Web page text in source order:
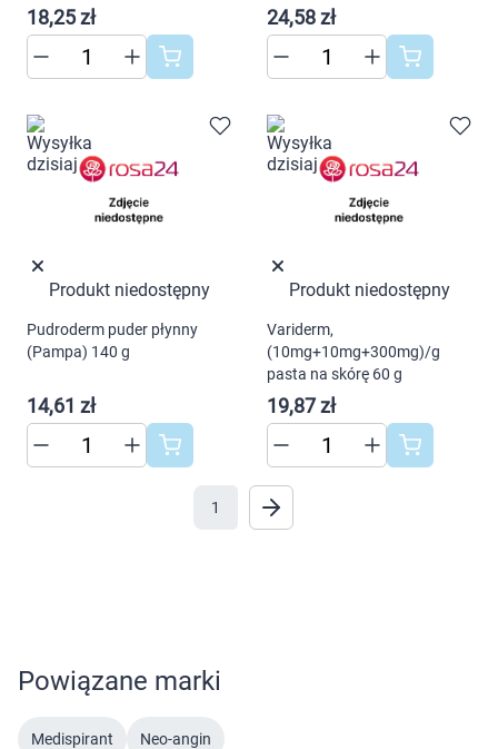
18,25 zł 24,58 zł
Produkt niedostępny
Pudroderm puder płynny
(Pampa) 140 g
14,61 zł
Produkt niedostępny
Variderm,
(10mg+10mg+300mg)/g
pasta na skórę 60 g
19,87 zł
1
Powiązane marki
Medispirant Neo-angin